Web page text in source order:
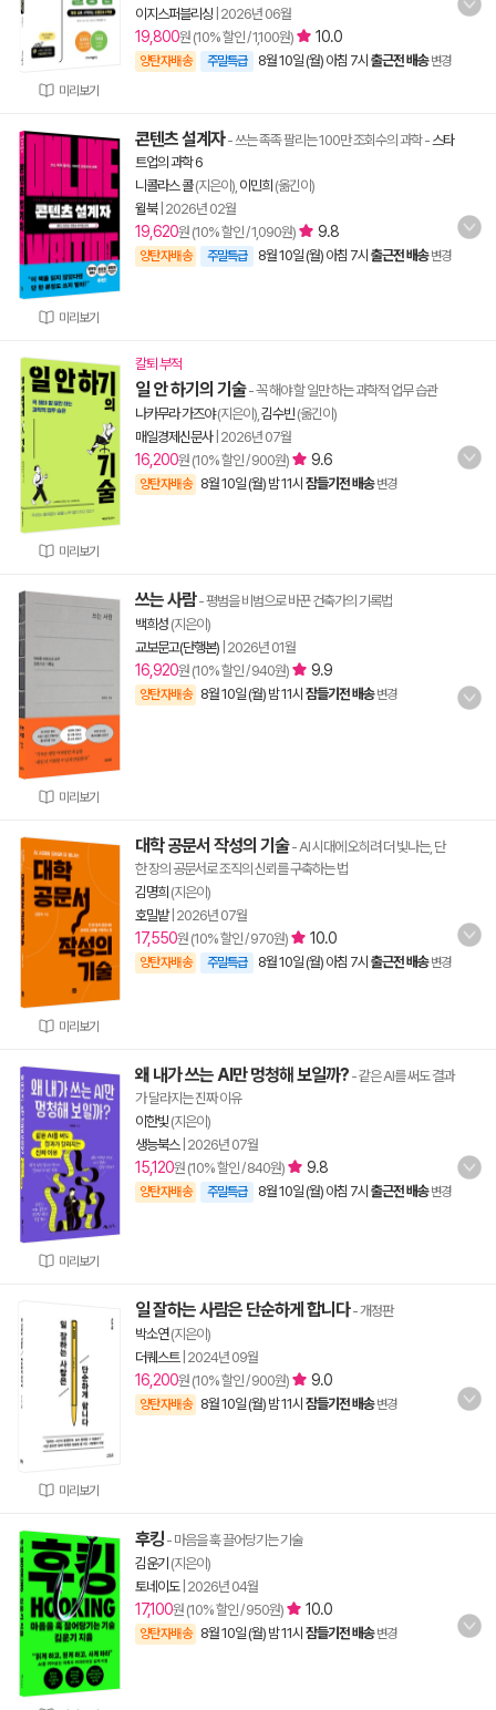
미리보기
이지스퍼블리싱 2026년 06월
19,800원 (10% 할인 / 1,100원) 10.0
양탄자배송 주말특급 8월 10일 (월) 아침 7시 출근전 배송 변경
미리보기
콘텐츠 설계자- 쓰는 족족 팔리는 100만 조회수의 과학-스타
트업의 과학 6
니콜라스 콜(지은이), 이민희 (옮긴이)
윌북| 2026년 02월
19,620원 (10% 할인 / 1,090원) 9.8
양탄자배송 주말특급 8월 10일 (월) 아침 7시 출근전 배송 변경
미리보기
칼퇴 부적
일 안 하기의 기술- 꼭 해야 할 일만 하는 과학적 업무 습관
나카무라 가즈야(지은이), 김수빈 (옮긴이)
매일경제신문사| 2026년 07월
16,200원 (10% 할인 / 900원) 9.6
양탄자배송 8월 10일 (월) 밤 11시 잠들기전 배송 변경
미리보기
쓰는 사람- 평범을 비범으로 바꾼 건축가의 기록법
백희성 (지은이)
교보문고(단행본) 2026년 01월
16,920원 (10% 할인 / 940원) 9.9
양탄자배송 8월 10일 (월) 밤 11시 잠들기전 배송 변경
미리보기
대학 공문서 작성의 기술- AI 시대에 오히려 더 빛나는, 단
한 장의 공문서로 조직의 신뢰를 구축하는 법
김명희 (지은이)
호밀밭| 2026년 07월
17,550원 (10% 할인 / 970원) 10.0
양탄자배송 주말특급 8월 10일 (월) 아침 7시 출근전 배송 변경
미리보기
왜 내가 쓰는 AI만 멍청해 보일까? - 같은 AI를 써도 결과
가 달라지는 진짜 이유
이한빛 (지은이)
생능북스| 2026년 07월
15,120원 (10% 할인 / 840원) 9.8
양탄자배송 주말특급 8월 10일 (월) 아침 7시 출근전 배송 변경
미리보기
일 잘하는 사람은 단순하게 합니다- 개정판
박소연(지은이)
더퀘스트| 2024년 09월
16,200원 (10% 할인 / 900원) 9.0
양탄자배송 8월 10일 (월) 밤 11시 잠들기전 배송 변경
후킹 - 마음을 훅 끌어당기는 기술
김운기 (지은이)
토네이도| 2026년 04월
17,100원 (10% 할인 / 950원) 10.0
양탄자배송 8월 10일 (월) 밤 11시 잠들기전 배송 변경